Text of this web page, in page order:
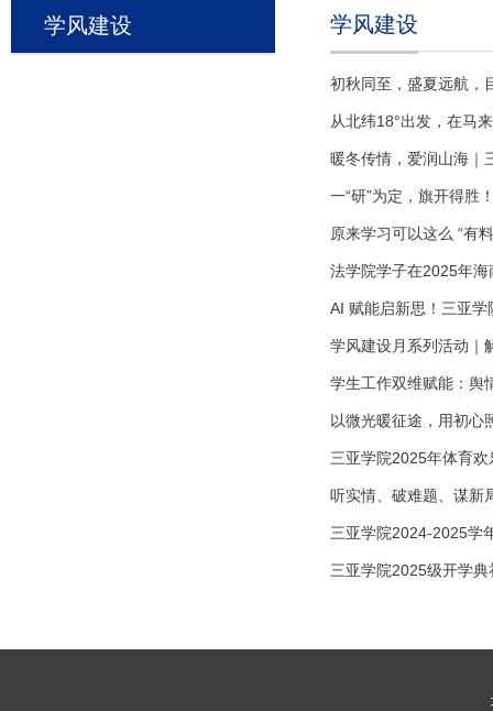
学风建设 学风建设
初秋同至，盛夏远航，
从北纬18°出发，在马
暖冬传情，爱润山海｜
一“研”为定，旗开得胜
原来学习可以这么 “有
法学院学子在2025年
AI 赋能启新思！三亚
学风建设月系列活动｜
学生工作双维赋能：舆
以微光暖征途，用初心
三亚学院2025年体育
听实情、破难题、谋
三亚学院2024-2025学
三亚学院2025级开学典